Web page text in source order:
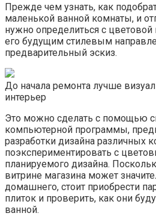
Прежде чем узнать, как
маленькой ванной комнаты, и
нужно определиться с
его будущим стилевым
предварительный эскиз.
До начала ремонта лучше
интерьер
Это можно сделать с помощью
компьютерной программы,
разработки дизайна различных
поэкспериментировать с
планируемого дизайна.
витрине магазина может
домашнего, стоит приобрести
плиток и проверить, как они
ванной.